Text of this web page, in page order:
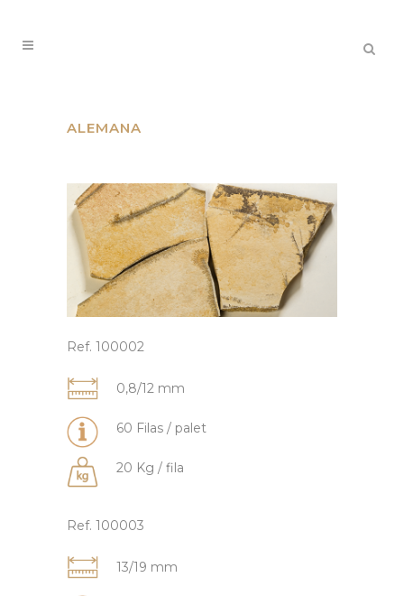
ALEMANA
Ref. 100002
0,8/12 mm
60 Filas / palet
20 Kg / fila
Ref. 100003
13/19 mm